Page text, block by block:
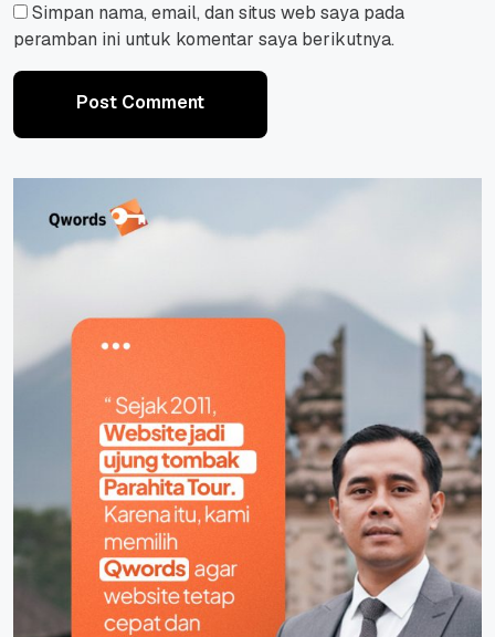
Simpan nama, email, dan situs web saya pada
peramban ini untuk komentar saya berikutnya.
Post Comment